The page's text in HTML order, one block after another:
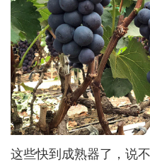
这些快到成熟器了，说